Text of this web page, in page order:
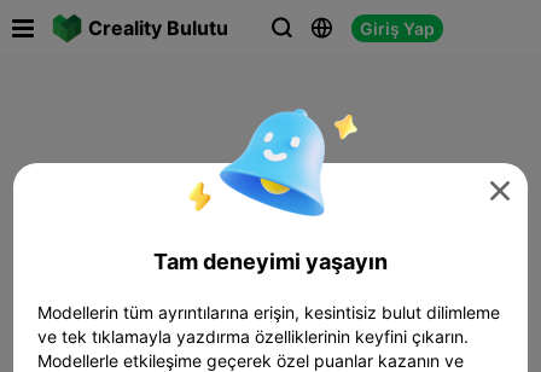
Creality Bulutu   Giriş Yap

Tam deneyimi yaşayın
Modellerin tüm ayrıntılarına erişin, kesintisiz bulut dilimleme
ve tek tıklamayla yazdırma özelliklerinin keyfini çıkarın.
Modellerle etkileşime geçerek özel puanlar kazanın ve